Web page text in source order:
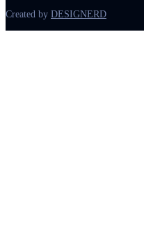
Created by DESIGNERD